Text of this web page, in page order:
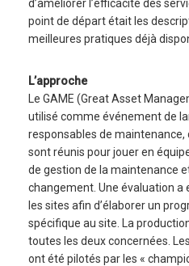
d’améliorer l’efficacité des
point de départ était les
meilleures pratiques déjà
L’approche
Le GAME (Great Asset
utilisé comme événement de
responsables de maintenance,
sont réunis pour jouer en
de gestion de la maintenance
changement. Une évaluation a
les sites afin d’élaborer un
spécifique au site. La
toutes les deux concernées.
ont été pilotés par les «